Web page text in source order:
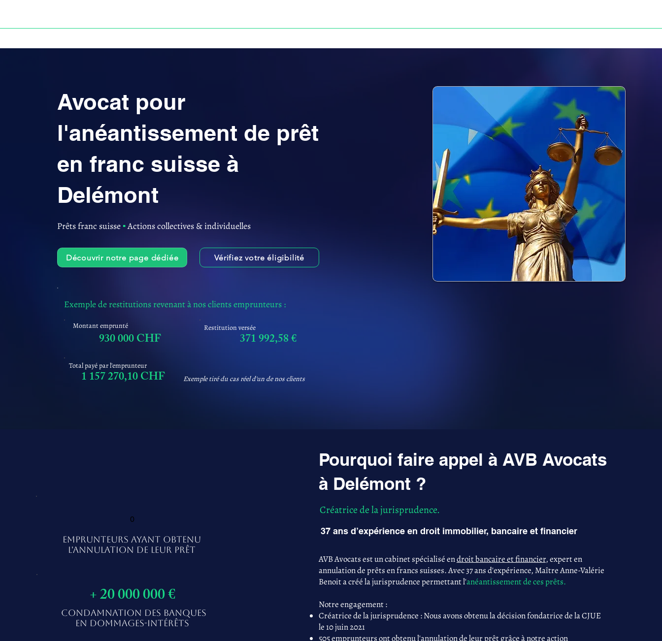
Avocat pour
l'anéantissement de prêt
en franc suisse à
Delémont
Prêts franc suisse ▪︎Actions collectives & individuelles
Découvrir notre page dédiée Vérifiez votre éligibilité
Exemple de restitutions revenant à nos clients emprunteurs :
Montant emprunté
930 000 CHF
Restitution versée
371 992,58 €
Total payé par l'emprunteur
1 157 270,10 CHF Exemple tiré du cas réel d'un de nos clients
0
EMPRUNTEURS AYANT OBTENU
L'ANNULATION DE LEUR PRÊT
+ 20 000 000 €
CONDAMNATION DES BANQUES
EN DOMMAGES-INTÉRÊTS
Pourquoi faire appel à AVB Avocats
à Delémont ?
Créatrice de la jurisprudence.
37 ans d’expérience en droit immobilier, bancaire et financier
AVB Avocats est un cabinet spécialisé endroit bancaire et financier, expert en
annulation de prêts en francs suisses. Avec 37 ans d'expérience, Maître Anne-Valérie
Benoit a créé la jurisprudence permettant l'anéantissement de ces prêts.
Notre engagement :
Créatrice de la jurisprudence : Nous avons obtenu la décision fondatrice de la CJUE
le 10 juin 2021
505 emprunteurs ont obtenu l'annulation de leur prêt grâce à notre action